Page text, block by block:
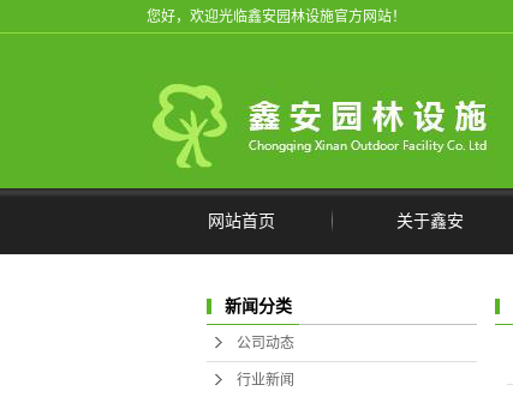
您好，欢迎光临鑫安园林设施官方网站！
网站首页 关于鑫安
联系我们
新闻分类
公司动态
行业新闻